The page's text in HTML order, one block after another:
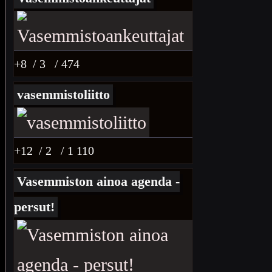
+8 / 3 / 474
vasemmistoliitto
+12 / 2 / 1 110
Vasemmiston ainoa agenda -
persut!